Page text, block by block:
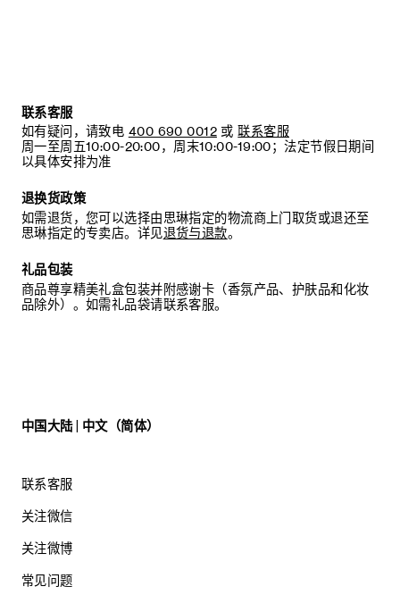
联系客服
如有疑问，请致电 400 690 0012 或 联系客服
周一至周五10:00-20:00，周末10:00-19:00；法定节假日期间
以具体安排为准
退换货政策
如需退货，您可以选择由思琳指定的物流商上门取货或退还至
思琳指定的专卖店。详见退货与退款。
礼品包装
商品尊享精美礼盒包装并附感谢卡（香氛产品、护肤品和化妆
品除外）。如需礼品袋请联系客服。
中国大陆 | 中文（简体）
联系客服
关注微信
关注微博
常见问题